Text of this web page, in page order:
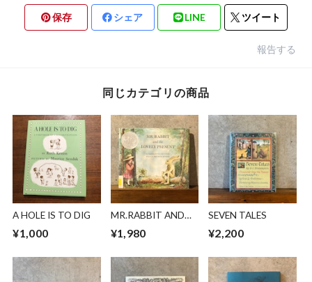
保存 シェア LINE ツイート
報告する
同じカテゴリの商品
A HOLE IS TO DIG
¥1,000
MR.RABBIT AND
PRESENT
¥1,980
SEVEN TALES
¥2,200